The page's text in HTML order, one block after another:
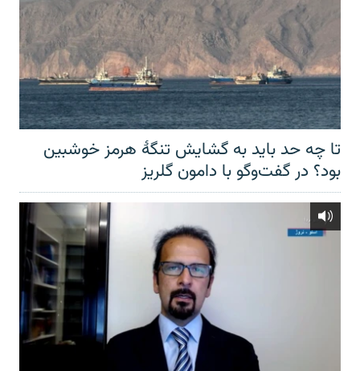
تا چه حد باید به گشایش تنگهٔ هرمز خوشبین
بود؟ در گفت‌وگو با دامون گلریز